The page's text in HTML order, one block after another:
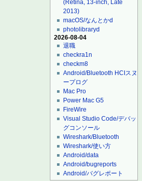
(Retina, 13-inch, Late
2013)
macOS/なんとかd
photolibraryd
2026-08-04
退職
checkra1n
checkm8
Android/Bluetooth HCIスヌ
ープログ
Mac Pro
Power Mac G5
FireWire
Visual Studio Code/デバッ
グコンソール
Wireshark/Bluetooth
Wireshark/使い方
Android/data
Android/bugreports
Android/バグレポート